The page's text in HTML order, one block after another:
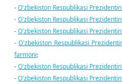
- O'zbekiston Respublikasi
- O'zbekiston Respublikasi
- O'zbekiston Respublikasi
- O'zbekiston Respublikasi
farmoni;
- O'zbekiston Respublikasi
- O'zbekiston Respublikasi